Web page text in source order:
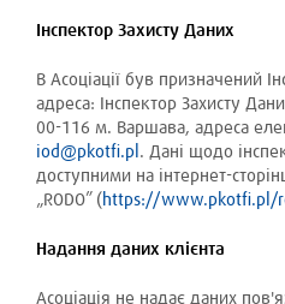
Інспектор Захисту Даних
В Асоціації був призначений
адреса: Інспектор Захисту
00-116 м. Варшава, адреса
iod@pkotfi.pl . Дані щодо
доступними на інтернет-
„RODO” ( https://www.pkotfi.pl/
Надання даних клієнта
Асоціація не надає даних